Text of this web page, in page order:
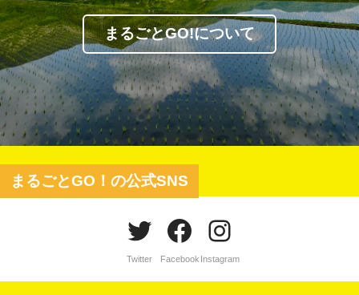
まるごとGO!について
まるごとGO！の公式SNS